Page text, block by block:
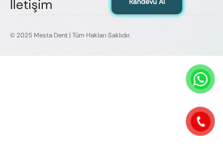
İletişim
© 2025 Mesta Dent | Tüm Hakları Saklıdır.